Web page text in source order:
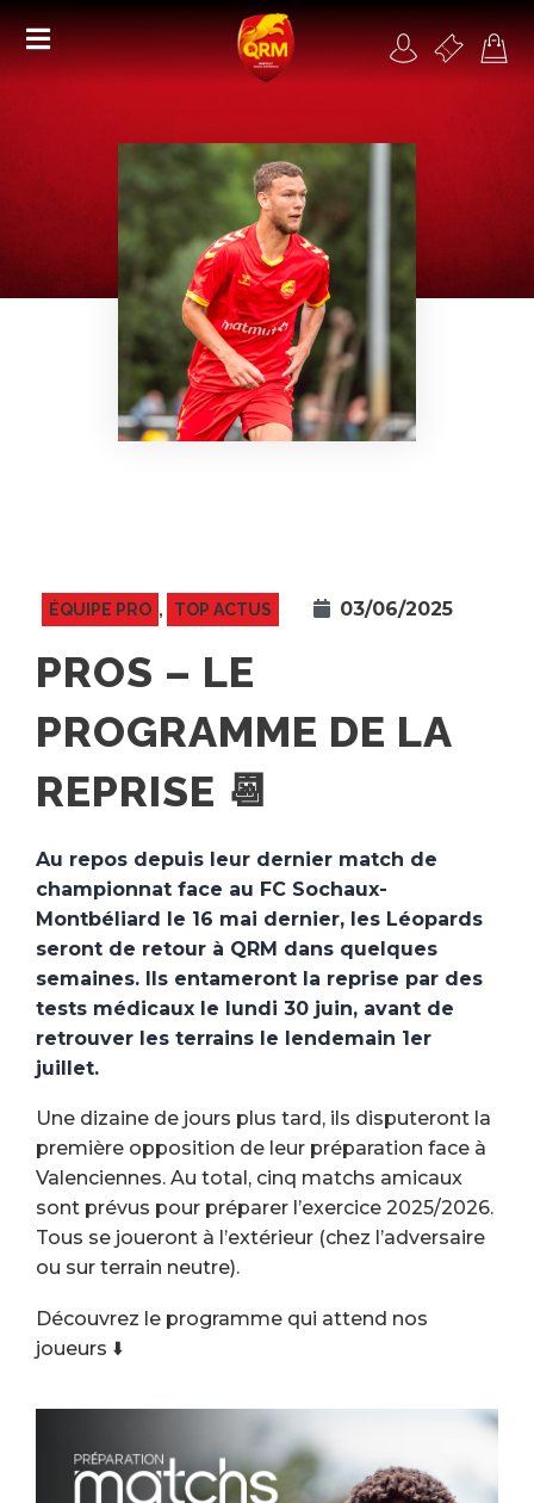
Académie
Féminines
Organisme de formation
RSE
Contact
FAQ
ÉQUIPE PRO , TOP ACTUS 03/06/2025
PROS – LE
PROGRAMME DE LA
REPRISE 📆
Au repos depuis leur dernier match de
championnat face au FC Sochaux-
Montbéliard le 16 mai dernier, les Léopards
seront de retour à QRM dans quelques
semaines. Ils entameront la reprise par des
tests médicaux le lundi 30 juin, avant de
retrouver les terrains le lendemain 1er
juillet.
Une dizaine de jours plus tard, ils disputeront la
première opposition de leur préparation face à
Valenciennes. Au total, cinq matchs amicaux
sont prévus pour préparer l’exercice 2025/2026.
Tous se joueront à l’extérieur (chez l’adversaire
ou sur terrain neutre).
Découvrez le programme qui attend nos
joueurs ⬇️